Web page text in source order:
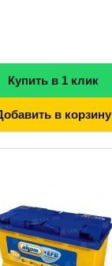
Купить в 1 клик
в корзину